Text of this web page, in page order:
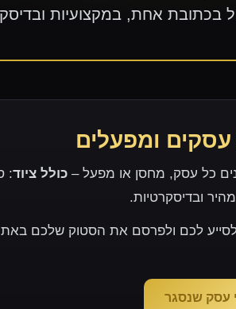
בכתובת אחת, במקצועיות
עסקים ומפעלים
כל עסק, מחסן או מפעל – כולל ציוד:
מהיר ובדיסקרטיות.
לכם ולפרסם את הסטוק שלכם
עסק שנסגר